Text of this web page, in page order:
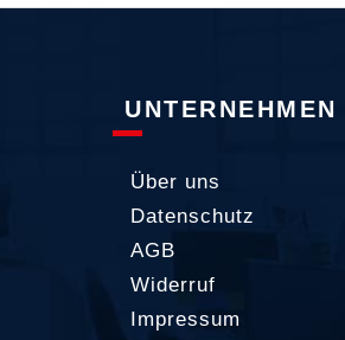
UNTERNEHMEN
Über uns
Datenschutz
AGB
Widerruf
Impressum